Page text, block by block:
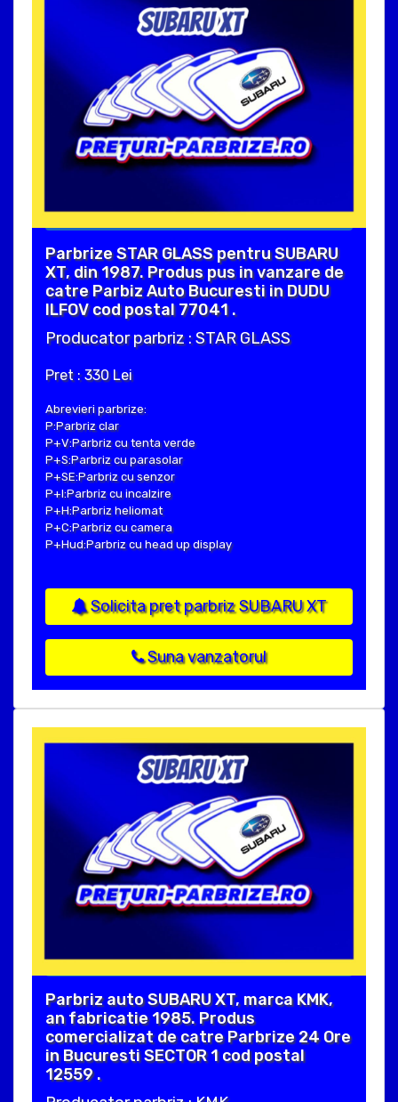
Parbrize STAR GLASS pentru SUBARU
XT, din 1987. Produs pus in vanzare de
catre Parbiz Auto Bucuresti in DUDU
ILFOV cod postal 77041 .
Producator parbriz : STAR GLASS
Pret : 330 Lei
Abrevieri parbrize:
P:Parbriz clar
P+V:Parbriz cu tenta verde
P+S:Parbriz cu parasolar
P+SE:Parbriz cu senzor
P+I:Parbriz cu incalzire
P+H:Parbriz heliomat
P+C:Parbriz cu camera
P+Hud:Parbriz cu head up display
Solicita pret parbriz SUBARU XT
Suna vanzatorul
Parbriz auto SUBARU XT, marca KMK,
an fabricatie 1985. Produs
comercializat de catre Parbrize 24 Ore
in Bucuresti SECTOR 1 cod postal
12559 .